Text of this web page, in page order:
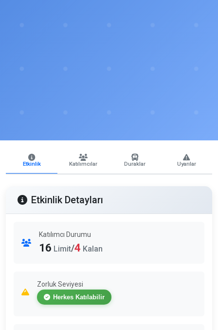
Etkinlik Katılımcılar Duraklar Uyarılar
Etkinlik Detayları
Katılımcı Durumu
16 Limit/4 Kalan
Zorluk Seviyesi
Herkes Katılabilir